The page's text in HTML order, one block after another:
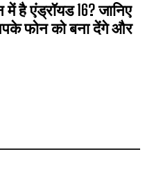
है एंड्रॉयड 16? जानिए
फोन को बना देंगे और